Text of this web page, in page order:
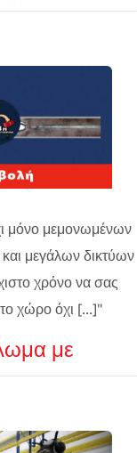
μόνο μεμονωμένων
μεγάλων δικτύων
χρόνο να σας
χώρο όχι [...]"
με